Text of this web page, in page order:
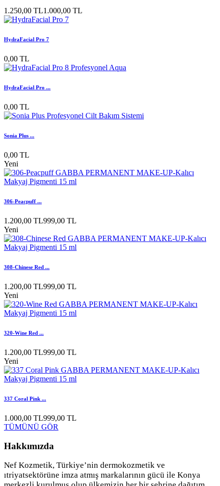
1.250,00 TL1.000,00 TL
HydraFacial Pro 7
0,00 TL
HydraFacial Pro ...
0,00 TL
Sonia Plus ...
0,00 TL
Yeni
306-Peacpuff ...
1.200,00 TL999,00 TL
Yeni
308-Chinese Red ...
1.200,00 TL999,00 TL
Yeni
320-Wine Red ...
1.200,00 TL999,00 TL
Yeni
337 Coral Pink ...
1.000,00 TL999,00 TL
TÜMÜNÜ GÖR
Hakkımızda
Nef Kozmetik, Türkiye’nin dermokozmetik ve
ıtriyatsektörüne imza atmış markalarının gücü ile Konya